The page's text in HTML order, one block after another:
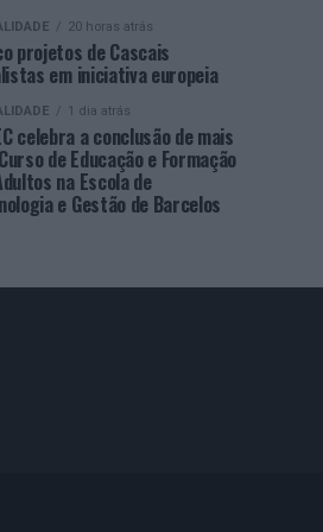
20 horas atrás
projetos de Cascais
em iniciativa europeia
1 dia atrás
celebra a conclusão de mais
Curso de Educação e Formação
Adultos na Escola de
e Gestão de Barcelos